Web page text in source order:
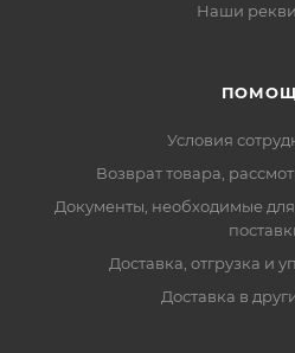
Наши
Условия
Возврат товара,
Документы, необходимые
Доставка, отгрузка и
Доставка в